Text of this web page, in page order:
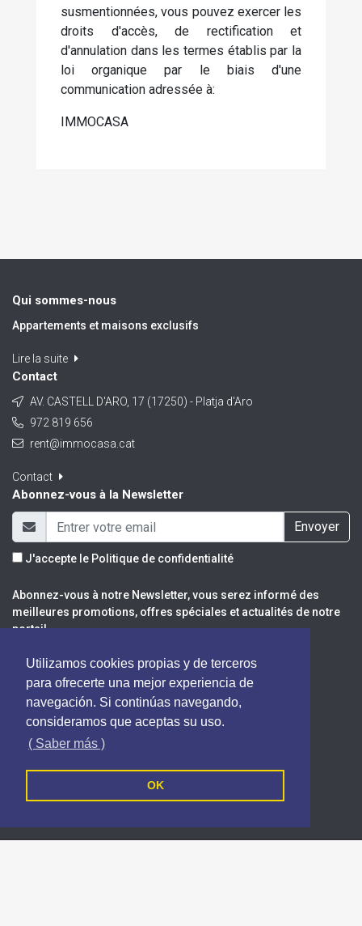
Utilizamos cookies propias y de terceros
para ofrecerte una mejor experiencia de
navegación. Si continúas navegando,
consideramos que aceptas su uso.
( Saber más )
OK
susmentionnées, vous pouvez exercer les
droits d'accès, de rectification et
d'annulation dans les termes établis par la
loi organique par le biais d'une
communication adressée à:
IMMOCASA
Qui sommes-nous
Appartements et maisons exclusifs
Lire la suite
Contact
AV. CASTELL D'ARO, 17 (17250) - Platja d'Aro
972 819 656
rent@immocasa.cat
Contact
Abonnez-vous à la Newsletter
Envoyer
J'accepte le Politique de confidentialité
Abonnez-vous à notre Newsletter, vous serez informé des
meilleures promotions, offres spéciales et actualités de notre
portail.